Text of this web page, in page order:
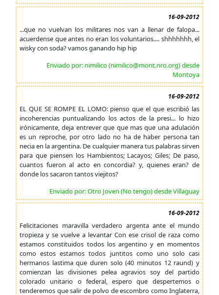
16-09-2012
...que no vuelvan los militares nos van a llenar de falopa...
acuerdense que antes no eran los voluntarios.... shhhhhhh, el
wisky con soda? vamos ganando hip hip
Enviado por: nimilico (nimilico@mont.nro.org) desde
Montoya
16-09-2012
EL QUE SE ROMPE EL LOMO: pienso que el que escribió las
incoherencias puntualizando los actos de la presi... lo hizo
irónicamente, deja entrever que que mas que una adulación
es un reproche, por otro lado no ha de haber persona tan
necia en la argentina. De cualquier manera tus palabras sirven
para que piensen los Hambientos; Lacayos; Giles; De paso,
cuantos fueron al acto en concordia? y, quienes eran? de
donde los sacaron tantos viejitos?
Enviado por: Otro Joven (No tengo) desde Villaguay
16-09-2012
Felicitaciones maravilla verdadero argenta ante el mundo
tropieza y se vuelve a levantar Con ese crisol de raza como
estamos constituidos todos los argentino y en momentos
como estos estamos todos juntitos como uno solo casi
hermanos lastima que duren solo (40 minutos 12 raund) y
comienzan las divisiones pelea agravios soy del partido
colorado unitario o federal, espero que despertemos o
tenderemos que salir de polvo de escombro como Inglaterra,